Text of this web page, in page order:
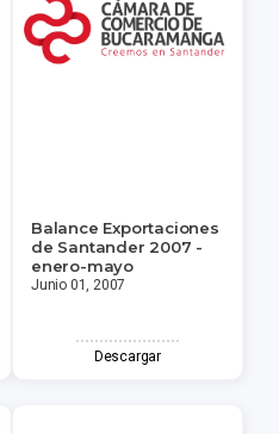
Balance Exportaciones
de Santander 2007 -
enero-mayo
Junio 01, 2007
Descargar